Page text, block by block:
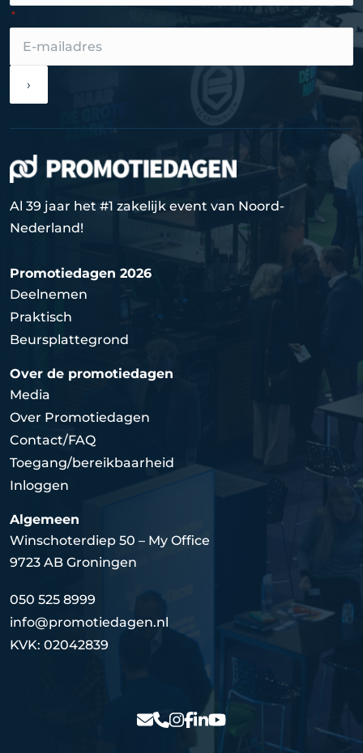
›
Al 39 jaar het #1 zakelijk event van Noord-
Nederland!
Promotiedagen 2026
Deelnemen
Praktisch
Beursplattegrond
Over de promotiedagen
Media
Over Promotiedagen
Contact/FAQ
Toegang/bereikbaarheid
Inloggen
Algemeen
Winschoterdiep 50 – My Office
9723 AB Groningen
050 525 8999
info@promotiedagen.nl
KVK: 02042839